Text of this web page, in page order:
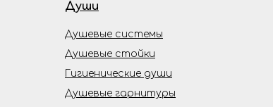
Души
Душевые гарнитуры
Душевые системы
Гигиенические души
Душевые стойки